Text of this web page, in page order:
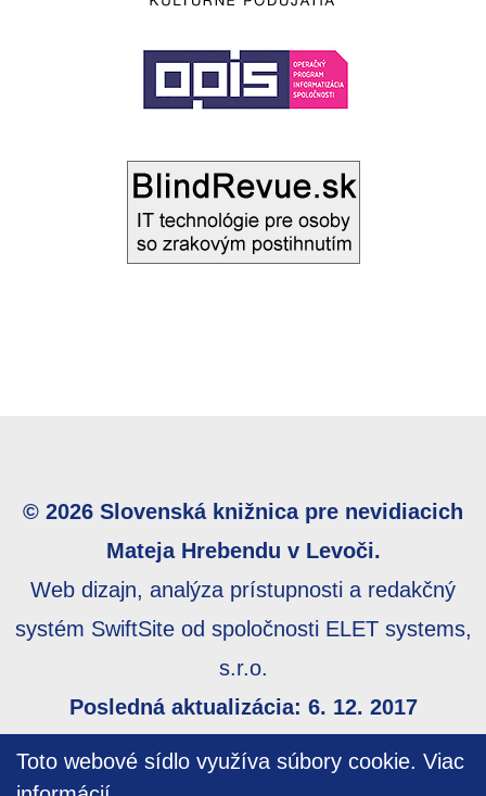
Toto webové sídlo využíva súbory cookie. Viac
© 2026 Slovenská knižnica pre nevidiacich
Mateja Hrebendu v Levoči.
Web dizajn, analýza prístupnosti a redakčný
systém SwiftSite od spoločnosti ELET systems,
s.r.o.
Posledná aktualizácia: 6. 12. 2017
prístupnosti